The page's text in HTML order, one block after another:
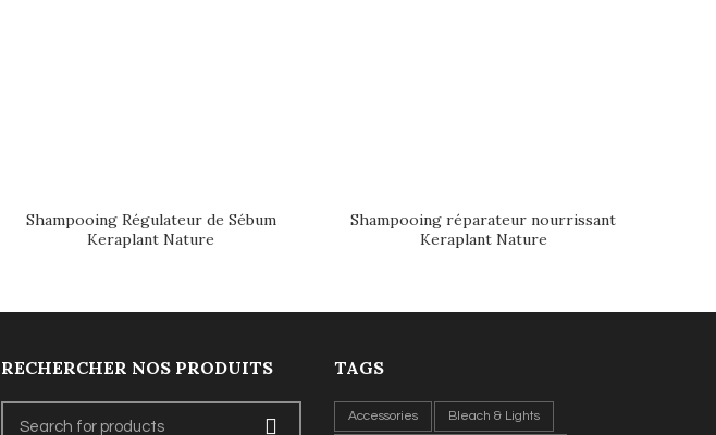
Shampooing Régulateur de Sébum
Keraplant Nature
Shampooing réparateur nourrissant
Keraplant Nature
RECHERCHER NOS PRODUITS TAGS
Accessories Bleach & Lights